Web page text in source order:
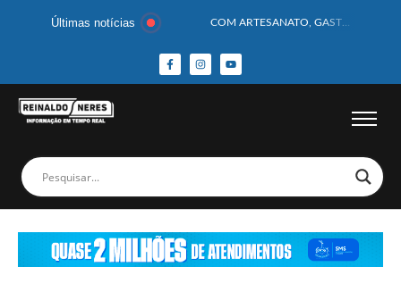
Últimas notícias
HOMEM CAI DE CACHOEIRA DE 40 METROS AO TENTAR FAZER FOTO
CORPOS DAS SEIS VÍTIMAS DE ACIDENTE COM LANCHA SÃO VELADOS; SAIBA COMO FOI